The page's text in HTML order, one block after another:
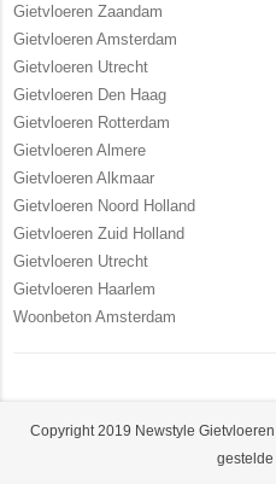
Gietvloeren Zaandam
Gietvloeren Amsterdam
Gietvloeren Utrecht
Gietvloeren Den Haag
Gietvloeren Rotterdam
Gietvloeren Almere
Gietvloeren Alkmaar
Gietvloeren Noord Holland
Gietvloeren Zuid Holland
Gietvloeren Utrecht
Gietvloeren Haarlem
Woonbeton Amsterdam
Copyright 2019 Newstyle